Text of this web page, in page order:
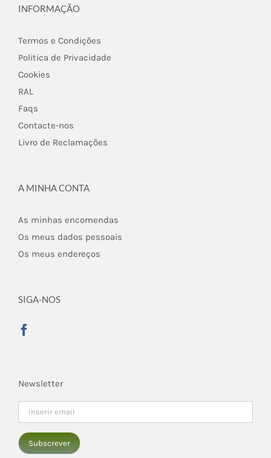
INFORMAÇÃO
Termos e Condições
Politica de Privacidade
Cookies
RAL
Faqs
Contacte-nos
Livro de Reclamações
A MINHA CONTA
As minhas encomendas
Os meus dados pessoais
Os meus endereços
SIGA-NOS
Newsletter